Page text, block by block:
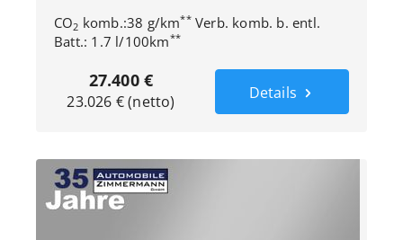
CO2 komb.:38 g/km**Verb. komb. b. entl.
Batt.: 1.7 l/100km**
27.400 €
23.026 € (netto) Details